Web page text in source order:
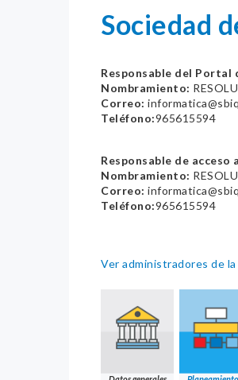
Sociedad
Responsable del Portal
Nombramiento:
Correo:
Teléfono:965615594
Responsable de acceso
Nombramiento:
Correo:
Teléfono:965615594
Ver administradores de